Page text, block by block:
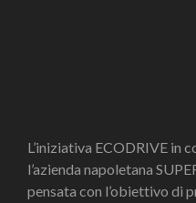
L’iniziativa ECODRIVE in
l’azienda napoletana
pensata con l’obiettivo di